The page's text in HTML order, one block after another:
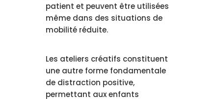
patient et peuvent être utilisées
même dans des situations de
mobilité réduite.
Les ateliers créatifs constituent
une autre forme fondamentale
de distraction positive,
permettant aux enfants